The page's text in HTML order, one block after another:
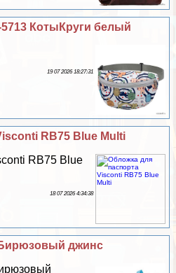
КотыКруги белый
19 07 2026 18:27:31
RB75 Blue Multi
RB75 Blue
18 07 2026 4:34:38
Бирюзовый джинс